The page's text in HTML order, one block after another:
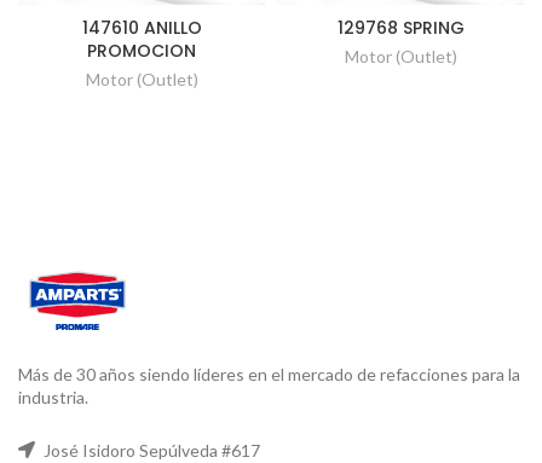
147610 ANILLO
PROMOCION
Motor (Outlet)
129768 SPRING
Motor (Outlet)
Más de 30 años siendo líderes en el mercado de refacciones para la
industria.
José Isidoro Sepúlveda #617